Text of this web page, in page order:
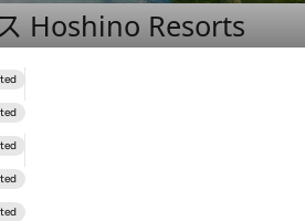
Hoshino Resorts